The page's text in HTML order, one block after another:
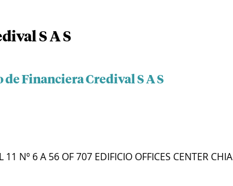
S A S
de Financiera Credival S A S
11 Nº 6 A 56 OF 707 EDIFICIO OFFICES CENTER CHIA